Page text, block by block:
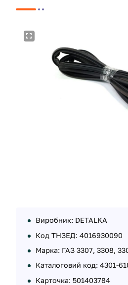
Виробник: DETALKA
Код ТНЗЕД: 4016930090
Марка: ГАЗ 3307, 3308,
Каталоговий код: 4301-
Карточка: 501403784